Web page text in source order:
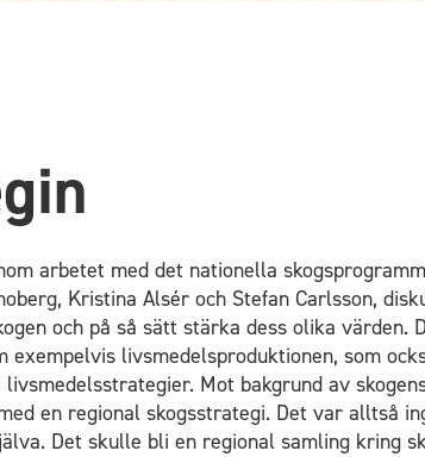
arbetet med det nationella
Kristina Alsér och Stefan Carlsson,
och på så sätt stärka dess olika värden.
livsmedelsproduktionen, som
Mot bakgrund av
en regional skogsstrategi. Det var alltså
Det skulle bli en regional samling kring